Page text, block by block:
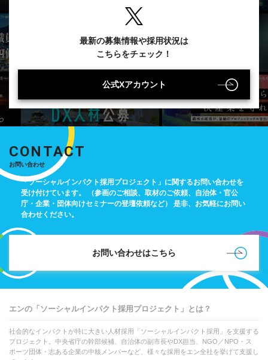
最新の募集情報や採用状況は
こちらをチェック！
公式Xアカウント
CONTACT
お問い合わせ
「ソーシャルインパクト採用プロジェクト」に関するお問い合わせを
受け付けています。
（参画のご相談、取材のご依頼、自治体・官公
庁・企業・団体向けセミナーの登壇依頼など）
是非、お気軽にお問い
合わせください。
お問い合わせはこちら
エンの「ソーシャルインパクト採用プロジェクト」とは？
社会的なインパクトが特に大きい人材採用「ソーシャルインパクト採用」を支援する
プロジェクト。中央省庁の幹部候補、自治体の副市長やDX担当、NGO／NPO・ス
ポーツ団体・志ある企業の中核メンバーなど、様々な採用をエン全社を挙げて支援し